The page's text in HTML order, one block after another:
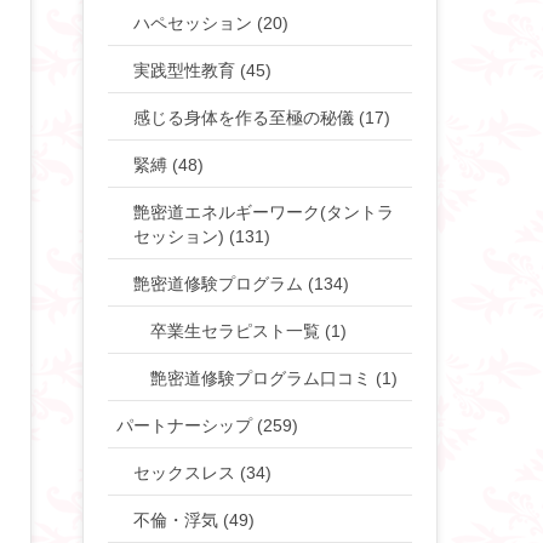
ハペセッション (20)
実践型性教育 (45)
感じる身体を作る至極の秘儀 (17)
緊縛 (48)
艶密道エネルギーワーク(タントラ
セッション) (131)
艶密道修験プログラム (134)
卒業生セラピスト一覧 (1)
艶密道修験プログラム口コミ (1)
パートナーシップ (259)
セックスレス (34)
不倫・浮気 (49)